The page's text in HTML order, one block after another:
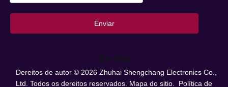
Enviar
En liña
Dereitos de autor © 2026Zhuhai Shengchang Electronics Co.,
Ltd. Todos os dereitos reservados. Mapa do sitio. Política de